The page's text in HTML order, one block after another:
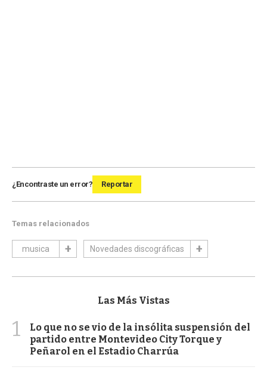
¿Encontraste un error? Reportar
Temas relacionados
musica Novedades discográficas
Las Más Vistas
1
Lo que no se vio de la insólita suspensión del
partido entre Montevideo City Torque y
Peñarol en el Estadio Charrúa